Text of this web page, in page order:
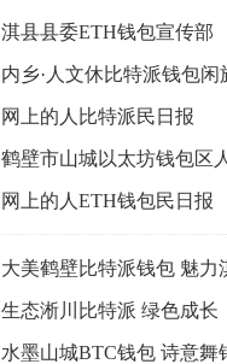
淇县县委ETH钱包宣传部
内乡·人文休比特派钱包闲
网上的人比特派民日报
鹤壁市山城以太坊钱包区
网上的人ETH钱包民日报
大美鹤壁比特派钱包 魅力
生态淅川比特派 绿色成长
水墨山城BTC钱包 诗意舞